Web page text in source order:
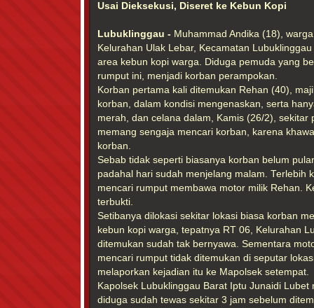
Usai Dieksekusi, Diseret ke Kebun Kopi
Lubuklinggau - Muhammad Andika (18),
Kelurahan Ulak Lebar, Kecamatan
area kebun kopi warga. Diduga pemuda yang
rumput ini, menjadi korban perampokan.
Korban pertama kali ditemukan Rehan (40),
korban, dalam kondisi mengenaskan, serta
merah, dan celana dalam, Kamis (26/2), sekitar
memang sengaja mencari korban, karena
korban.
Sebab tidak seperti biasanya korban belum
padahal hari sudah menjelang malam. Terlebih
mencari rumput membawa motor milik Rehan.
terbukti.
Setibanya dilokasi sekitar lokasi biasa korban
kebun kopi warga, tepatnya RT 06, Kelurahan
ditemukan sudah tak bernyawa. Sementara
mencari rumput tidak ditemukan di seputar
melaporkan kejadian itu ke Mapolsek setempat.
Kapolsek Lubuklinggau Barat Iptu Junaidi
diduga sudah tewas sekitar 3 jam sebelum